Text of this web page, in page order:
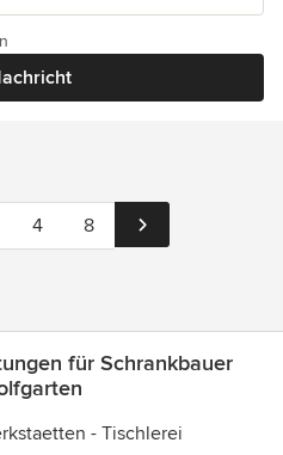
4 8
für Schrankbauer
- Tischlerei